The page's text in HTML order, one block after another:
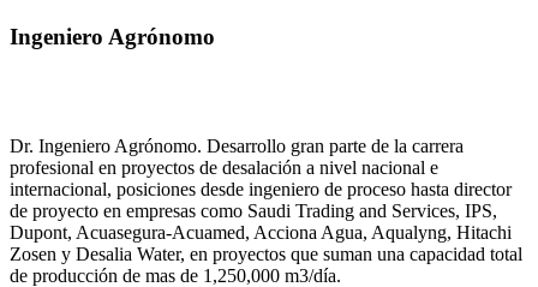
Ingeniero Agrónomo
Dr. Ingeniero Agrónomo. Desarrollo gran parte de la carrera
profesional en proyectos de desalación a nivel nacional e
internacional, posiciones desde ingeniero de proceso hasta director
de proyecto en empresas como Saudi Trading and Services, IPS,
Dupont, Acuasegura-Acuamed, Acciona Agua, Aqualyng, Hitachi
Zosen y Desalia Water, en proyectos que suman una capacidad total
de producción de mas de 1,250,000 m3/día.